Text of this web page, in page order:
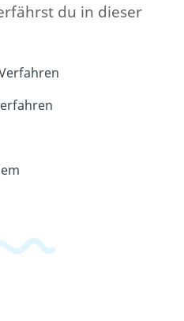
du in dieser